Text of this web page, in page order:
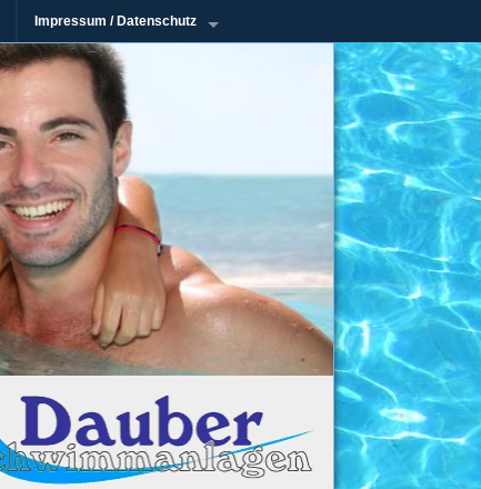
Impressum / Datenschutz